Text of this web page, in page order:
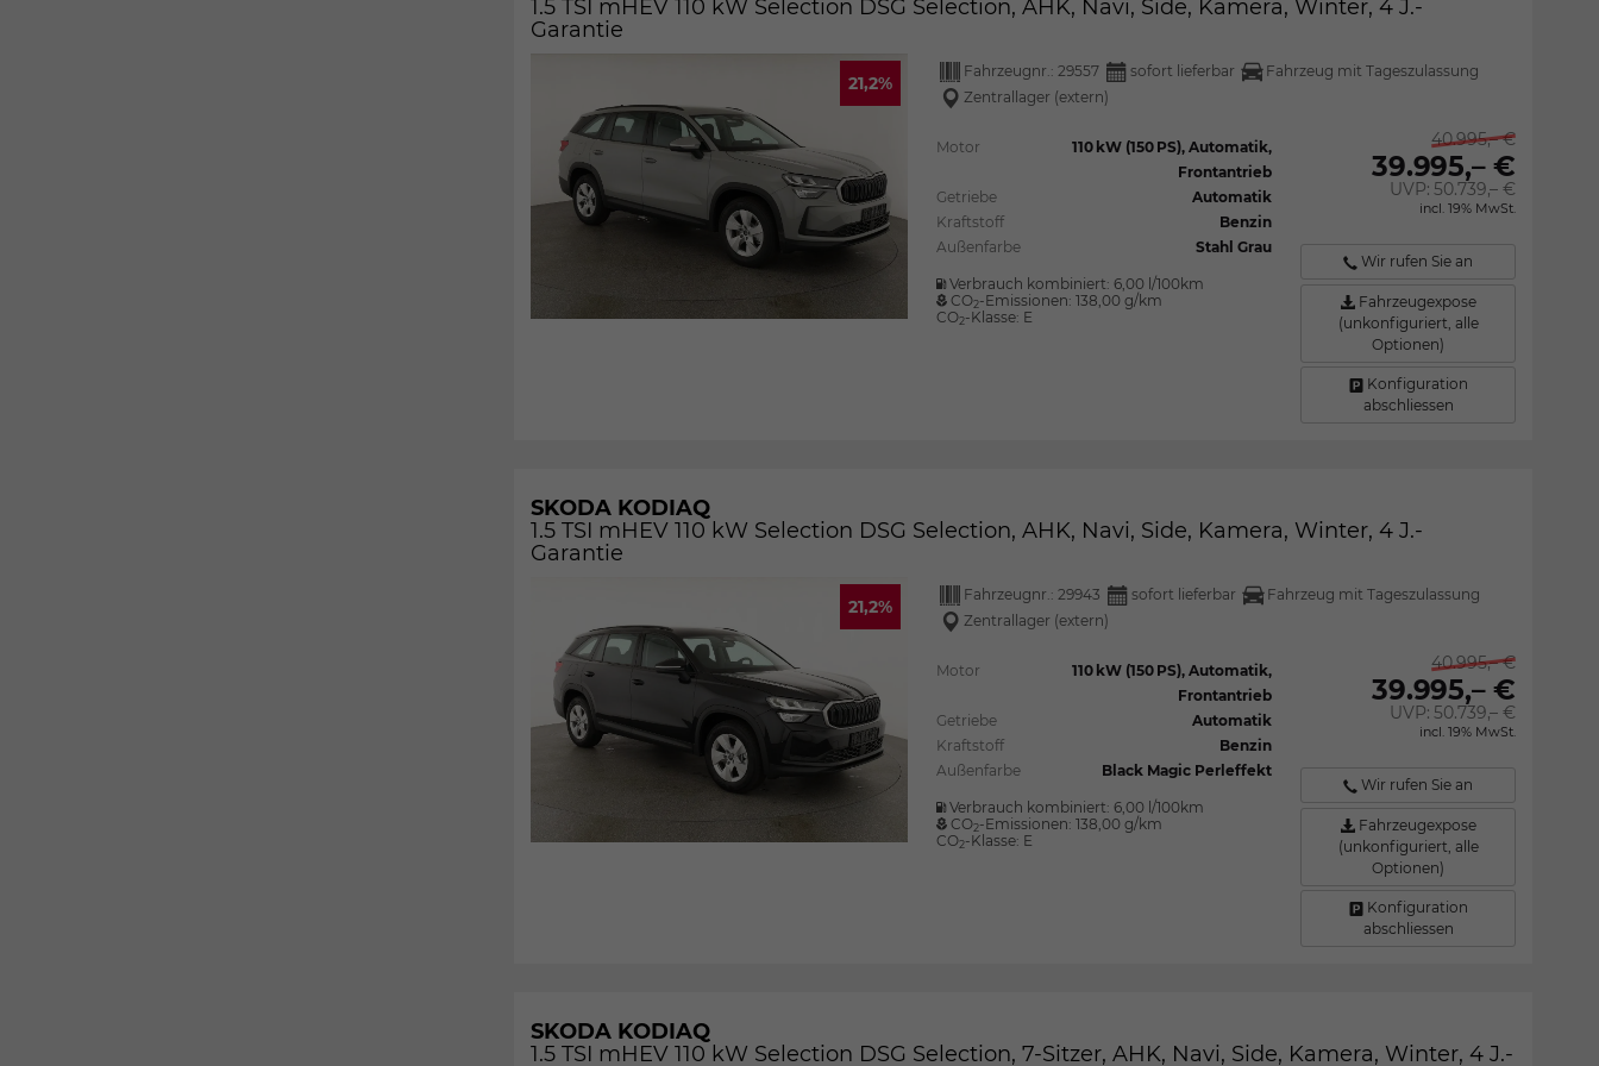
1.5 TSI mHEV 110 kW Selection DSG Selection, AHK, Navi, Side, Kamera, Winter, 4 J.-
Garantie
21,2%
Fahrzeugnr.: 29557 sofort lieferbar
Fahrzeug mit Tageszulassung
Zentrallager (extern)
Motor
110 kW (150 PS), Automatik,
Frontantrieb
Getriebe
Automatik
Kraftstoff
Benzin
Außenfarbe
Stahl Grau
Verbrauch kombiniert: 6,00 l/100km
CO2-Emissionen: 138,00 g/km
CO2-Klasse: E
40.995,– €
39.995,– €
UVP:50.739,– €
incl. 19% MwSt.
Wir rufen Sie an
Fahrzeugexpose
(unkonfiguriert, alle
Optionen)
Konfiguration
abschliessen
SKODA KODIAQ
1.5 TSI mHEV 110 kW Selection DSG Selection, AHK, Navi, Side, Kamera, Winter, 4 J.-
Garantie
21,2%
Fahrzeugnr.: 29943 sofort lieferbar
Fahrzeug mit Tageszulassung
Zentrallager (extern)
Motor
110 kW (150 PS), Automatik,
Frontantrieb
Getriebe
Automatik
Kraftstoff
Benzin
Außenfarbe
Black Magic Perleffekt
Verbrauch kombiniert: 6,00 l/100km
CO2-Emissionen: 138,00 g/km
CO2-Klasse: E
40.995,– €
39.995,– €
UVP:50.739,– €
incl. 19% MwSt.
Wir rufen Sie an
Fahrzeugexpose
(unkonfiguriert, alle
Optionen)
Konfiguration
abschliessen
SKODA KODIAQ
1.5 TSI mHEV 110 kW Selection DSG Selection, 7-Sitzer, AHK, Navi, Side, Kamera, Winter, 4 J.-